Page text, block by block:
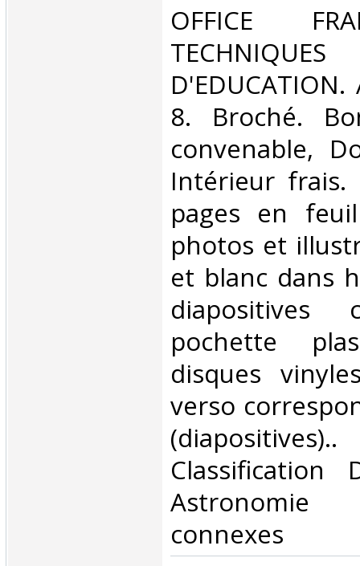
‎OFFICE
8. Broché.
convenable,
Intérieur
pages en
photos et
et blanc dans
diapositives
pochette
disques
verso
Classification
Astronomie
connexes‎